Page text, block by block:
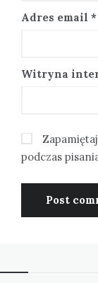
Adres email *
Witryna
podczas